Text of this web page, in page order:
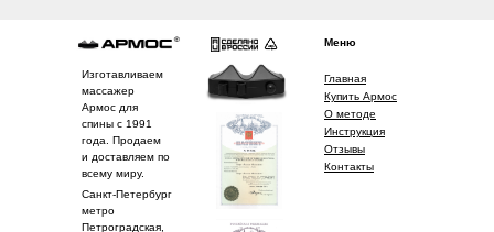
Изготавливаем
массажер
Армос для
спины с 1991
года. Продаем
и доставляем по
всему миру.
Санкт-Петербург
метро
Петроградская,
Меню
Главная
Купить Армос
О методе
Инструкция
Контакты
Отзывы